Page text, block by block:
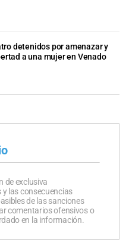
detenidos por amenazar y
a una mujer en Venado
de exclusiva
las consecuencias
de las sanciones
comentarios ofensivos o
en la información.